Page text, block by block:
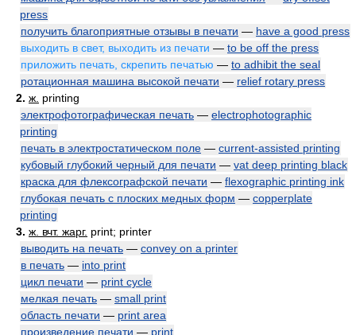
press
получить благоприятные отзывы в печати — have a good press
выходить в свет, выходить из печати — to be off the press
приложить печать, скрепить печатью — to adhibit the seal
ротационная машина высокой печати — relief rotary press
2. ж. printing
электрофотографическая печать — electrophotographic
printing
печать в электростатическом поле — current-assisted printing
кубовый глубокий черный для печати — vat deep printing black
краска для флексографской печати — flexographic printing ink
глубокая печать с плоских медных форм — copperplate
printing
3. ж. вчт. жарг. print; printer
выводить на печать — convey on a printer
в печать — into print
цикл печати — print cycle
мелкая печать — small print
область печати — print area
произведение печати — print